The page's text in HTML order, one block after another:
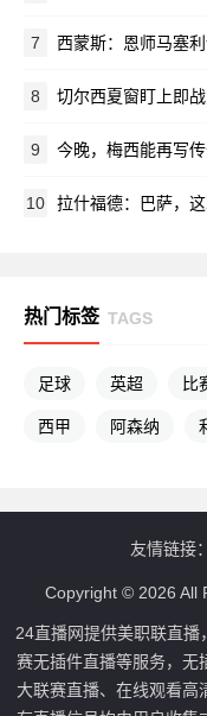
7 西蒙斯：恩师马塞
8 切尔西夏窗盯上即
9 今晚，梅西能再写传
10 拉什福德：巴萨，
热门标签 TAGS
足球 英超 比
西甲 阿森纳
友情链接：
Copyright © 2026 All
24直播网提供美职联直
赛无插件直播等服务，无
大联赛直播、在线观看高